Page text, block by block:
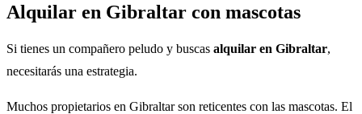
Alquilar en Gibraltar con mascotas
Si tienes un compañero peludo y buscas alquilar en Gibraltar,
necesitarás una estrategia.
Muchos propietarios en Gibraltar son reticentes con las mascotas. El